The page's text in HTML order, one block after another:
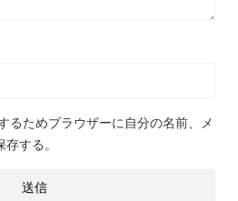
るためブラウザーに自分の名前、メ
する。